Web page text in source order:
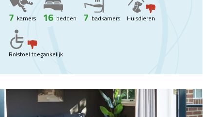
7 kamers 16 bedden 7 badkamers Huisdieren
Rolstoel toegankelijk